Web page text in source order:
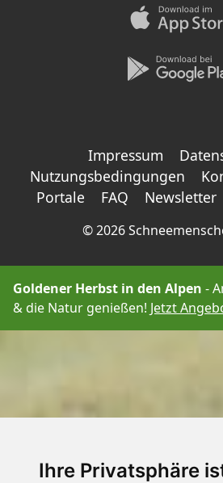
Ihre Privatsphäre
Impressum
Nutzungsbedingungen
Portale
FAQ Newsletter
©2026
Goldener Herbst in den Alpen -
& die Natur genießen! Jetzt